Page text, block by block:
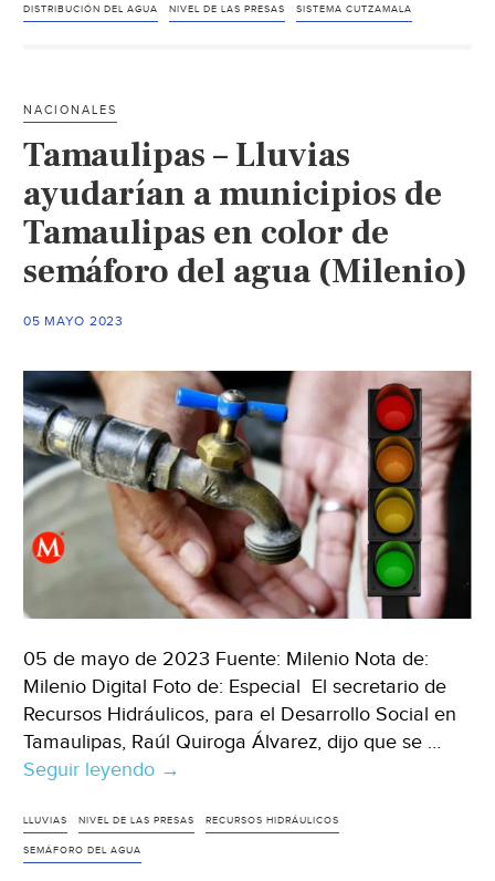
¿A
es
el
nivel
de
agua
del
Cutzamala
los
primeros
días
de
diciembre
(ADN
40)
DISTRIBUCIÓN DEL AGUA NIVEL DE LAS PRESAS SISTEMA CUTZAMALA
NACIONALES
Tamaulipas – Lluvias
ayudarían a municipios de
Tamaulipas en color de
semáforo del agua (Milenio)
05 MAYO 2023
05 de mayo de 2023 Fuente: Milenio Nota de:
Milenio Digital Foto de: Especial El secretario de
Recursos Hidráulicos, para el Desarrollo Social en
Tamaulipas, Raúl Quiroga Álvarez, dijo que se …
Seguir leyendo Tamaulipas
Lluvias
→
LLUVIAS NIVEL DE LAS PRESAS RECURSOS HIDRÁULICOS
SEMÁFORO DEL AGUA